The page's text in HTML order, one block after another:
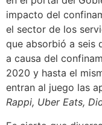
impacto del
el sector de los
que absorbió a seis
a causa del
2020 y hasta el
entran al juego las
Rappi, Uber Eats,